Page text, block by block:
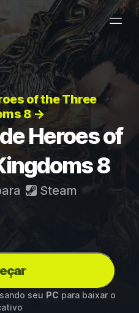
of the Three
8 →
Heroes of
8
Steam
seu PC para baixar o